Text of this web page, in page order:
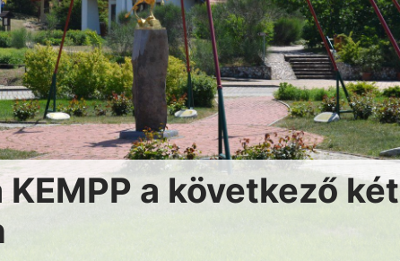
a következő két